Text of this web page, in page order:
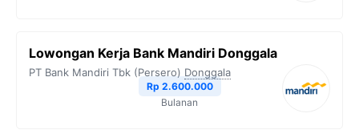
Lowongan Kerja Bank Mandiri Donggala
PT Bank Mandiri Tbk (Persero) Donggala
Rp 2.600.000
Bulanan